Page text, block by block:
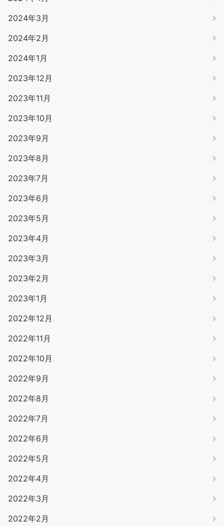
2024年3月
2024年2月
2024年1月
2023年12月
2023年11月
2023年10月
2023年9月
2023年8月
2023年7月
2023年6月
2023年5月
2023年4月
2023年3月
2023年2月
2023年1月
2022年12月
2022年11月
2022年10月
2022年9月
2022年8月
2022年7月
2022年6月
2022年5月
2022年4月
2022年3月
2022年2月